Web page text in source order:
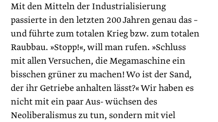
Mit den Mitteln der Industrialisierung
passierte in den letzten 200 Jahren genau das –
und führte zum totalen Krieg bzw. zum totalen
Raubbau. »Stopp!«, will man rufen. »Schluss
mit allen Versuchen, die Megamaschine ein
bisschen grüner zu machen! Wo ist der Sand,
der ihr Getriebe anhalten lässt?« Wir haben es
nicht mit ein paar Aus- wüchsen des
Neoliberalismus zu tun, sondern mit viel